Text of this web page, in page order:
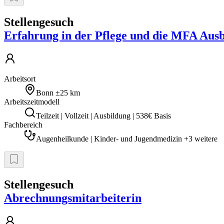
Stellengesuch
Erfahrung in der Pflege und die MFA
Arbeitsort
Bonn ±25 km
Arbeitszeitmodell
Teilzeit | Vollzeit | Ausbildung | 538€ Basis
Fachbereich
Augenheilkunde | Kinder- und Jugendmedizin +3 weitere
Stellengesuch
Abrechnungsmitarbeiterin